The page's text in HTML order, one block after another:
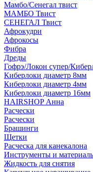
Мамбо/Сенегал твист
МАМБО Твист
СЕНЕГАЛ Твист
Афрокудри
Афрокосы
Фибра
Дреды
Гофрэ/Локон супер/
Киберлоки диаметр 8мм
Киберлоки диаметр 4мм
Киберлоки диаметр 16мм
HAIRSHOP Анна
Расчески
Расчески
Брашинги
Щетки
Расческа для канекалона
Инструменты и
Жидкость для снятия